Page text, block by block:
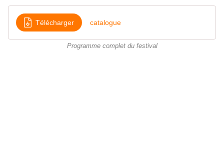
Télécharger catalogue
Programme complet du festival